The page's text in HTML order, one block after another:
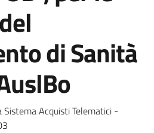
di Sanità
Acquisti Telematici -